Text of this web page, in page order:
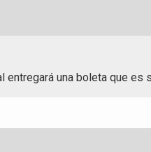
entregará una boleta que es